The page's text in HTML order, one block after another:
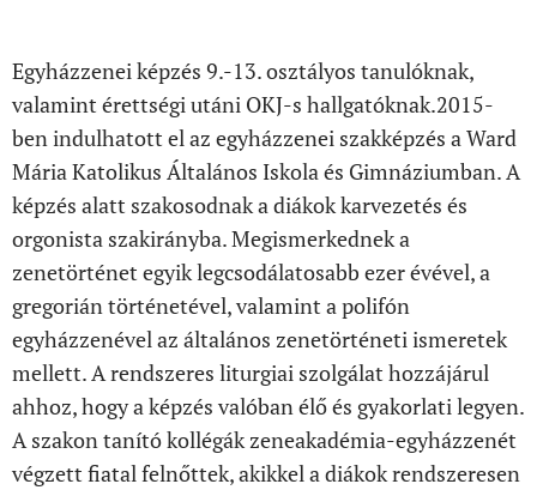
Egyházzenei képzés 9.-13. osztályos tanulóknak,
valamint érettségi utáni OKJ-s hallgatóknak.2015-
ben indulhatott el az egyházzenei szakképzés a Ward
Mária Katolikus Általános Iskola és Gimnáziumban. A
képzés alatt szakosodnak a diákok karvezetés és
orgonista szakirányba. Megismerkednek a
zenetörténet egyik legcsodálatosabb ezer évével, a
gregorián történetével, valamint a polifón
egyházzenével az általános zenetörténeti ismeretek
mellett. A rendszeres liturgiai szolgálat hozzájárul
ahhoz, hogy a képzés valóban élő és gyakorlati legyen.
A szakon tanító kollégák zeneakadémia-egyházzenét
végzett fiatal felnőttek, akikkel a diákok rendszeresen